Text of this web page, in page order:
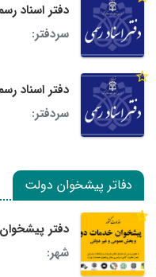
دفتر اسناد رسمی 193
سردفتر:
دفتر اسناد رسمی 149
سردفتر:
دفاتر پیشخوان دولت
دفتر پیشخوان
شهر: